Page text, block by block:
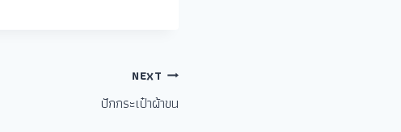
NEXT
ปักกระเป๋าผ้าขน